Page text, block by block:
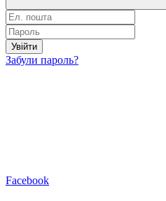
Увійти
Забули пароль?
Facebook